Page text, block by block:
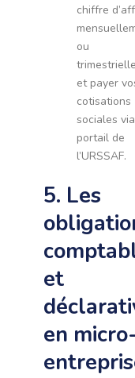
chiffre
ou
et payer
cotisations
sociales
portail de
l’URSSAF.
5. Les
et
en